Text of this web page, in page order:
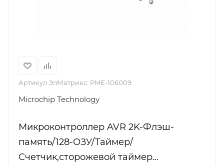
Артикул ЭлМатрикс: PME-106009
Microchip Technology
Микроконтроллер AVR 2K-Флэш-
память/128-ОЗУ/Таймер/
Счетчик,сторожевой таймер